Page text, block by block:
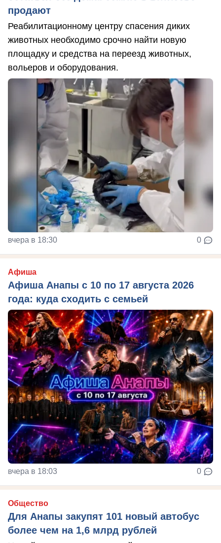
продают
Реабилитационному центру спасения диких
животных необходимо срочно найти новую
площадку и средства на переезд животных,
вольеров и оборудования.
вчера в 18:30 0
Афиша
Афиша Анапы с 10 по 17 августа 2026
года: куда сходить с семьей
вчера в 18:03 0
Общество
Для Анапы закупят 101 новый автобус
более чем на 1,6 млрд рублей